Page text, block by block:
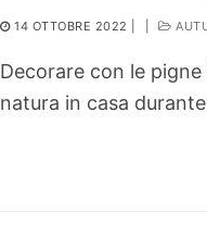
14 OTTOBRE 2022
Decorare con le
natura in casa